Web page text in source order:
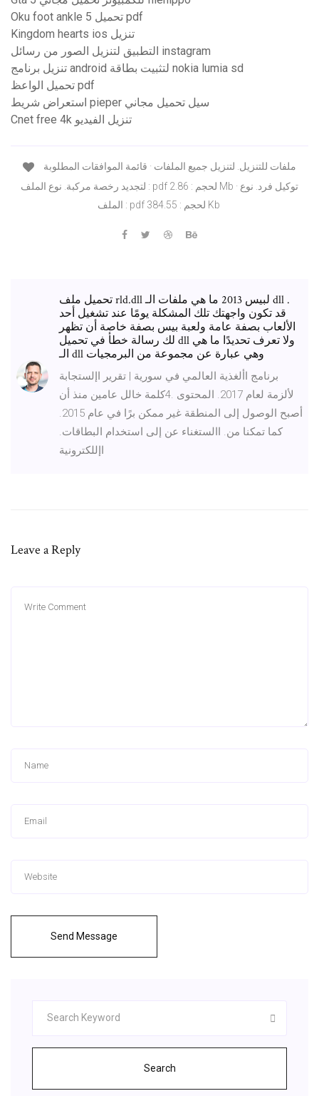
Oku foot ankle 5 تحميل pdf
Kingdom hearts ios تنزيل
التطبيق لتنزيل الصور من رسائل instagram
تنزيل برنامج android لتثبيت بطاقة nokia lumia sd
تحميل الواعظ pdf
استعراض شريط pieper سيل تحميل مجاني
Cnet free 4k تنزيل الفيديو
لتجديد رخصة مركبة. نوع الملف : pdf لحجم : 2.86 Mb · توكيل فرد. نوع
الملف : pdf لحجم : 384.55 Kb
تحميل ملف rld.dll لبيس 2013 ما هي ملفات الـ dll .
قد تكون واجهتك تلك المشكلة يومًا عند تشغيل أحد
الألعاب بصفة عامة ولعبة بيس بصفة خاصة أن تظهر
لك رسالة خطأ في تحميل dll ولا تعرف تحديدًا ما هي
الـ dll وهي عبارة عن مجموعة من البرمجيات
برنامج األغذية العالمي في سورية | تقرير اإلستجابة
لألزمة لعام 2017. المحتوى .4كلمة خالل عامين منذ أن
أصبح الوصول إلى المنطقة غير ممكن برًا في عام 2015.
كما تمكنا من. االستغناء عن إلى استخدام البطاقات.
اإللكترونية
Leave a Reply
Send Message
Search